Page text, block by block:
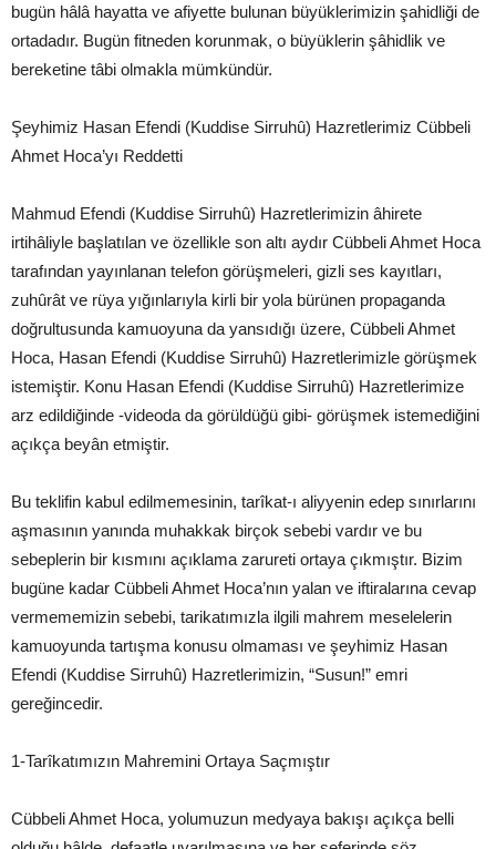
bugün hâlâ hayatta ve afiyette bulunan büyüklerimizin şahidliği de
ortadadır. Bugün fitneden korunmak, o büyüklerin şâhidlik ve
bereketine tâbi olmakla mümkündür.
Şeyhimiz Hasan Efendi (Kuddise Sirruhû) Hazretlerimiz Cübbeli
Ahmet Hoca’yı Reddetti
Mahmud Efendi (Kuddise Sirruhû) Hazretlerimizin âhirete
irtihâliyle başlatılan ve özellikle son altı aydır Cübbeli Ahmet Hoca
tarafından yayınlanan telefon görüşmeleri, gizli ses kayıtları,
zuhûrât ve rüya yığınlarıyla kirli bir yola bürünen propaganda
doğrultusunda kamuoyuna da yansıdığı üzere, Cübbeli Ahmet
Hoca, Hasan Efendi (Kuddise Sirruhû) Hazretlerimizle görüşmek
istemiştir. Konu Hasan Efendi (Kuddise Sirruhû) Hazretlerimize
arz edildiğinde -videoda da görüldüğü gibi- görüşmek istemediğini
açıkça beyân etmiştir.
Bu teklifin kabul edilmemesinin, tarîkat-ı aliyyenin edep sınırlarını
aşmasının yanında muhakkak birçok sebebi vardır ve bu
sebeplerin bir kısmını açıklama zarureti ortaya çıkmıştır. Bizim
bugüne kadar Cübbeli Ahmet Hoca’nın yalan ve iftiralarına cevap
vermememizin sebebi, tarikatımızla ilgili mahrem meselelerin
kamuoyunda tartışma konusu olmaması ve şeyhimiz Hasan
Efendi (Kuddise Sirruhû) Hazretlerimizin, “Susun!” emri
gereğincedir.
1-Tarîkatımızın Mahremini Ortaya Saçmıştır
Cübbeli Ahmet Hoca, yolumuzun medyaya bakışı açıkça belli